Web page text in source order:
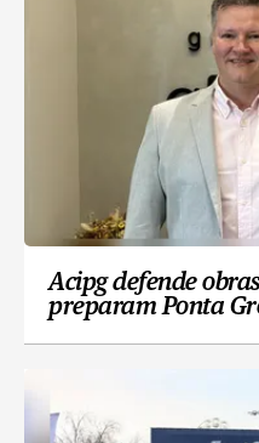
Acipg defende
preparam Ponta